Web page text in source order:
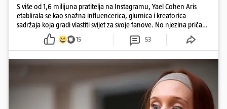
S više od 1,6 milijuna pratitelja na Instagramu, Yael Cohen Aris
etablirala se kao snažna influencerica, glumica i kreatorica
sadržaja koja gradi vlastiti svijet za svoje fanove. No njezina priča
pokazuje da online slava dolazi i s neočekivanim izazovima
15 53